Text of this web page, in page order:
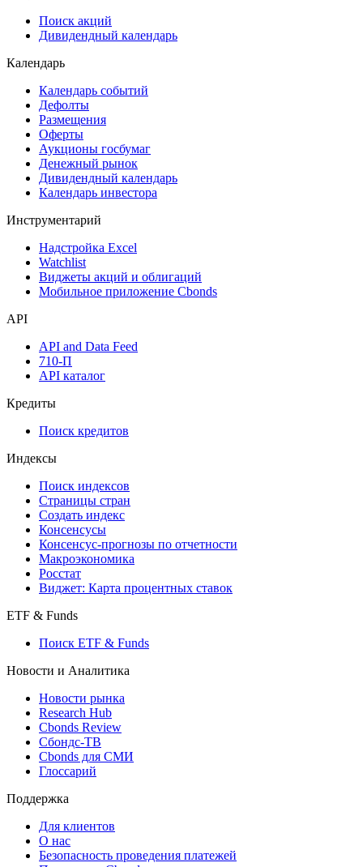
Самые популярные облигации на Cbonds.ru
Дивидендный календарь
Календарь
Календарь событий
Дефолты
Размещения
Оферты
Денежный рынок
Календарь инвестора
Инструментарий
Мобильное приложение Cbonds
API
API and Data Feed
API каталог
Кредиты
Поиск кредитов
Индексы
Поиск индексов
Страницы стран
Создать индекс
Консенсусы
Макроэкономика
Виджет: Карта процентных ставок
ETF & Funds
Поиск ETF & Funds
Новости и Аналитика
Новости рынка
Research Hub
Сбондс-ТВ
Глоссарий
Поддержка